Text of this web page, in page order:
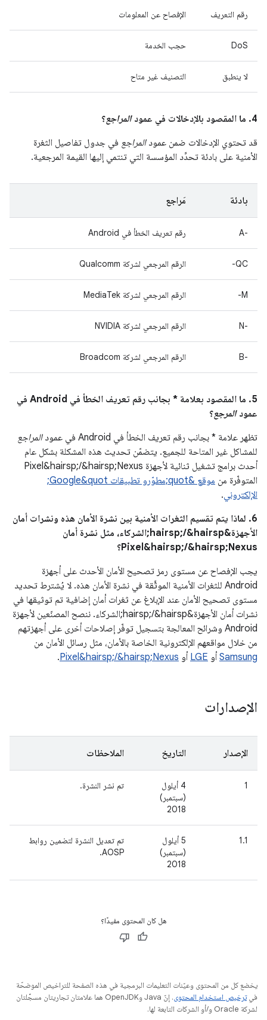
رقم التعريف الإفصاح عن المعلومات
DoS حجب الخدمة
لا ينطبق التصنيف غير متاح
4. ما المقصود بالإدخالات في عمود المراجع؟
قد تحتوي الإدخالات ضمن عمودالمراجع في جدول تفاصيل الثغرة
الأمنية على بادئة تحدِّد المؤسسة التي تنتمي إليها القيمة المرجعية.
بادئة مَراجع
A-‎ رقم تعريف الخطأ في Android
QC- الرقم المرجعي لشركة Qualcomm
M- الرقم المرجعي لشركة MediaTek
‫N-‎ الرقم المرجعي لشركة NVIDIA
B-‎ الرقم المرجعي لشركة Broadcom
5. ما المقصود بعلامة * بجانب رقم تعريف الخطأ في Android في
عمودالمرجع؟
تظهر علامة * بجانب رقم تعريف الخطأ في Android في عمود
المراجع
للمشاكل غير المتاحة للجميع. يتضمّن تحديث هذه المشكلة بشكل عام
أحدث برامج تشغيل ثنائية لأجهزة Pixel&hairsp;/&hairsp;Nexus
المتوفّرة من
موقع &quot;مطوّرو تطبيقات Google&quot;
الإلكتروني.
6. لماذا يتم تقسيم الثغرات الأمنية بين نشرة الأمان هذه ونشرات أمان
الأجهزة&hairsp;/&hairsp;الشركاء، مثل نشرة أمان
Pixel&hairsp;/&hairsp;Nexus؟
يجب الإفصاح عن مستوى رمز تصحيح الأمان الأحدث على أجهزة
Android للثغرات الأمنية الموثَّقة في نشرة الأمان هذه. لا يُشترط تحديد
مستوى تصحيح الأمان عند الإبلاغ عن ثغرات أمان إضافية تم توثيقها في
نشرات أمان الأجهزة&hairsp;/&hairsp;الشركاء. ننصح المصنّعين لأجهزة
Android وشرائح المعالجة بتسجيل توفّر إصلاحات أخرى على أجهزتهم
من خلال مواقعهم الإلكترونية الخاصة بالأمان، مثل رسائل الأمان من
Samsung أو LGE أو Pixel&hairsp;/&hairsp;Nexus
.
الإصدارات
الإصدار التاريخ الملاحظات
1
4 أيلول
(سبتمبر)
2018
تم نشر النشرة.
1.1
5 أيلول
(سبتمبر)
2018
تم تعديل النشرة لتضمين روابط
AOSP.
هل كان المحتوى مفيدًا؟
يخضع كل من المحتوى وعيّنات التعليمات البرمجية في هذه الصفحة للتراخيص الموضحّة
فيترخيص استخدام المحتوى
. إنّ Java وOpenJDK هما علامتان تجاريتان مسجَّلتان
لشركة Oracle و/أو الشركات التابعة لها.